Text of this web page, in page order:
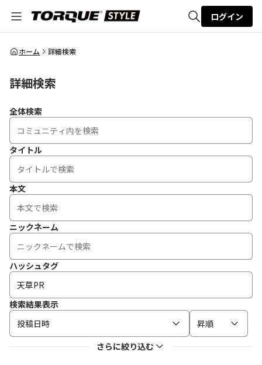
全体検索
ログイン
ホーム 詳細検索
詳細検索
全体検索
タイトル
本文
ニックネーム
ハッシュタグ
検索結果表示
投稿日時
昇順
さらに絞り込む